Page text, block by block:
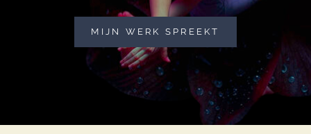
MIJN WERK SPREEKT
MAAKT
FOTO,
JE
CREËERT
HEM".
ANSEL